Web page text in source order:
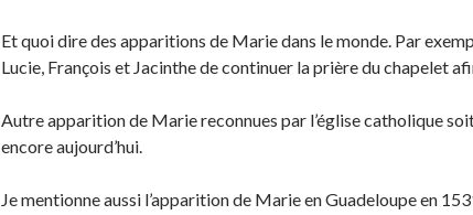
Et quoi dire des apparitions de Marie dans le monde. Par
Lucie, François et Jacinthe de continuer la prière du chapelet
Autre apparition de Marie reconnues par l’église catholique
encore aujourd’hui.
Je mentionne aussi l’apparition de Marie en Guadeloupe en